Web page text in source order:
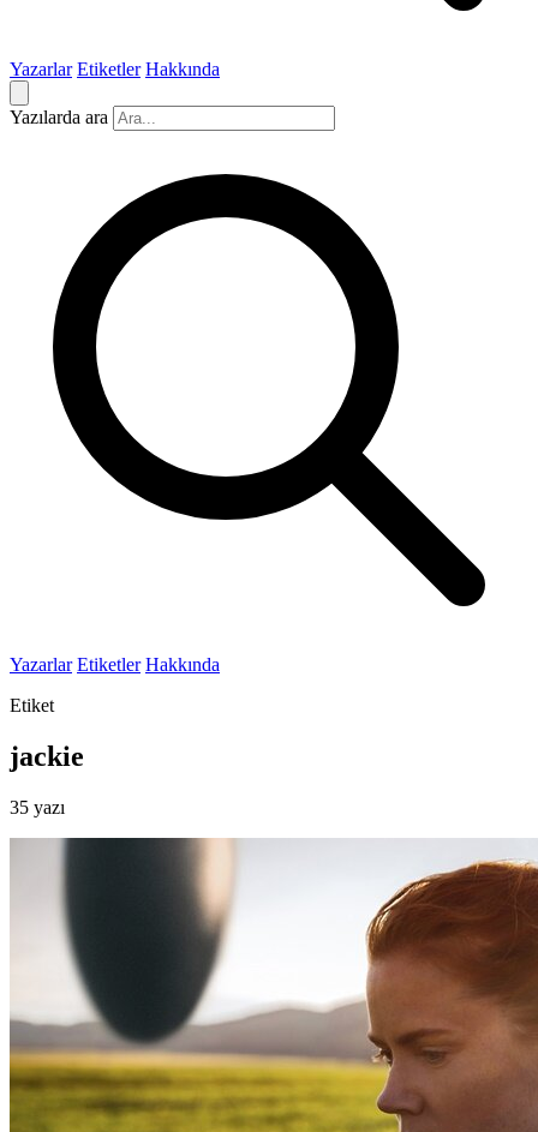
Yazarlar Etiketler Hakkında
Yazılarda ara
Yazarlar Etiketler Hakkında
Etiket
jackie
35 yazı